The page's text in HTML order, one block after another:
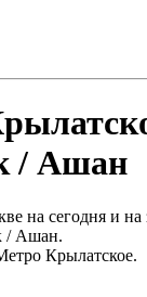
/ Ашан
на сегодня и на
/ Ашан.
Крылатское.